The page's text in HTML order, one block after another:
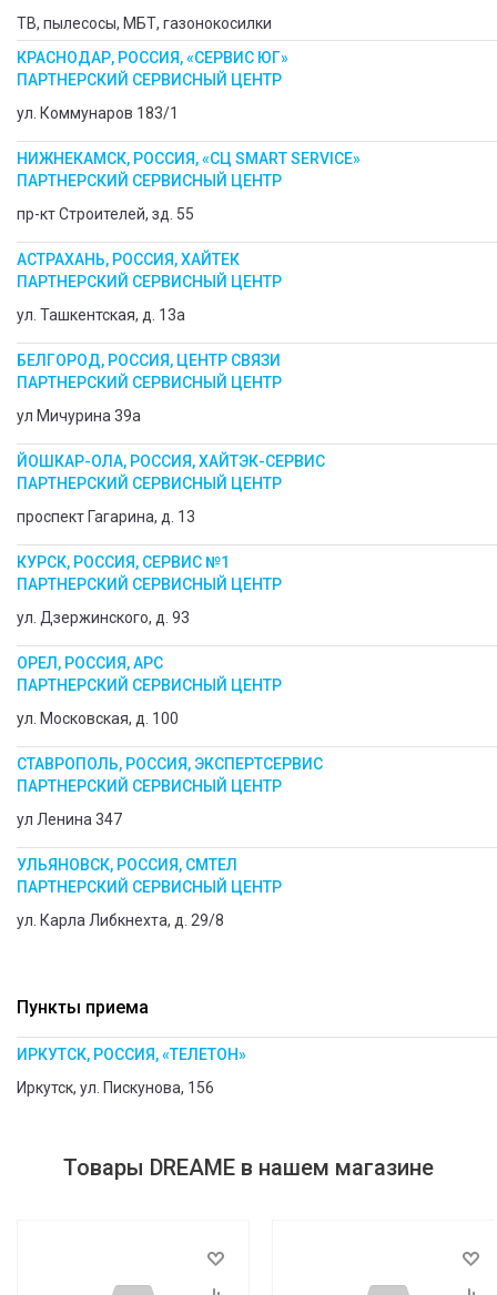
ТВ, пылесосы, МБТ, газонокосилки
КРАСНОДАР, РОССИЯ, «СЕРВИС ЮГ»
ПАРТНЕРСКИЙ СЕРВИСНЫЙ ЦЕНТР
ул. Коммунаров 183/1
НИЖНЕКАМСК, РОССИЯ, «СЦ SMART SERVICE»
ПАРТНЕРСКИЙ СЕРВИСНЫЙ ЦЕНТР
пр-кт Строителей, зд. 55
АСТРАХАНЬ, РОССИЯ, ХАЙТЕК
ПАРТНЕРСКИЙ СЕРВИСНЫЙ ЦЕНТР
ул. Ташкентская, д. 13а
БЕЛГОРОД, РОССИЯ, ЦЕНТР СВЯЗИ
ПАРТНЕРСКИЙ СЕРВИСНЫЙ ЦЕНТР
ул Мичурина 39а
ЙОШКАР-ОЛА, РОССИЯ, ХАЙТЭК-СЕРВИС
ПАРТНЕРСКИЙ СЕРВИСНЫЙ ЦЕНТР
проспект Гагарина, д. 13
КУРСК, РОССИЯ, СЕРВИС №1
ПАРТНЕРСКИЙ СЕРВИСНЫЙ ЦЕНТР
ул. Дзержинского, д. 93
ОРЕЛ, РОССИЯ, АРС
ПАРТНЕРСКИЙ СЕРВИСНЫЙ ЦЕНТР
ул. Московская, д. 100
СТАВРОПОЛЬ, РОССИЯ, ЭКСПЕРТСЕРВИС
ПАРТНЕРСКИЙ СЕРВИСНЫЙ ЦЕНТР
ул Ленина 347
УЛЬЯНОВСК, РОССИЯ, СМТЕЛ
ПАРТНЕРСКИЙ СЕРВИСНЫЙ ЦЕНТР
ул. Карла Либкнехта, д. 29/8
Пункты приема
ИРКУТСК, РОССИЯ, «ТЕЛЕТОН»
Иркутск, ул. Пискунова, 156
Товары DREAME в нашем магазине